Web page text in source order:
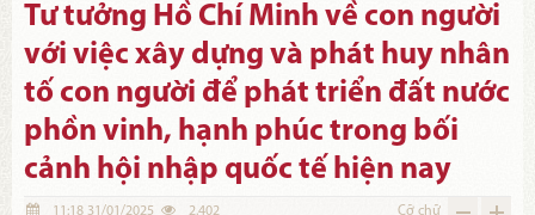
Tư tưởng Hồ Chí Minh về con người
với việc xây dựng và phát huy nhân
tố con người để phát triển đất nước
phồn vinh, hạnh phúc trong bối
cảnh hội nhập quốc tế hiện nay
11:18 31/01/2025 2.402 Cỡ chữ